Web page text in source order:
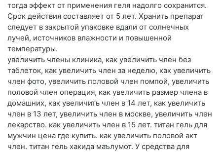
тогда эффект от применения геля надолго сохранится.
Срок действия составляет от 5 лет. Хранить препарат
следует в закрытой упаковке вдали от солнечных
лучей, источников влажности и повышенной
температуры.
увеличить члены клиника, как увеличить член без
таблеток, как увеличить член за неделю, как увеличить
член фото, увеличить половой член помпой, увеличить
половой член операция, как увеличить размер члена в
домашних, как увеличить член в 14 лет, как увеличить
член в 13 лет, увеличить член в москве, увеличить член
лекарство. как увеличить член в 15 лет. титан гель для
мужчин цена где купить. как увеличить половой акт
член. титан гель хакида маълумот. У средства для